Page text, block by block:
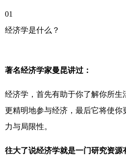
01
经济学是什么？
著名经济学家曼昆讲过：
经济学，首先有助于你了解你所生
更精明地参与经济，最后它将使你
力与局限性。
往大了说经济学就是一门研究资源